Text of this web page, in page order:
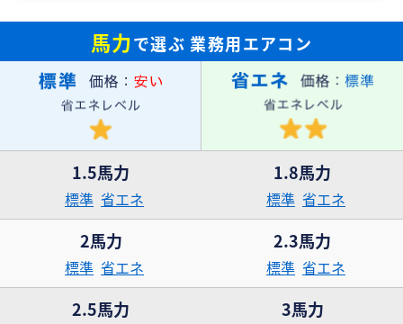
馬力で選ぶ 業務用エアコン
1.5馬力
標準 省エネ
1.8馬力
標準 省エネ
2馬力
標準 省エネ
2.3馬力
標準 省エネ
2.5馬力 3馬力